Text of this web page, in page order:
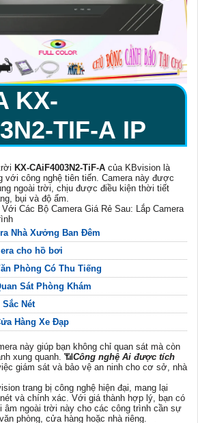
KX-
TIF-A IP
KX-CAiF4003N2-TiF-A của KBvision là
với công nghệ tiên tiến. Camera này được
ngoài trời, chịu được điều kiện thời tiết
bụi và độ ẩm.
Các Bộ Camera Giá Rẻ Sau: Lắp Camera
Nhà Xưởng Ban Đêm
cho hồ bơi
Phòng Có Thu Tiếng
Sát Phòng Khám
Nét
Hàng Xe Đạp
này giúp bạn không chỉ quan sát mà còn
xung quanh. 📶Công nghệ Ai được tích
giám sát và bảo vệ an ninh cho cơ sở, nhà
trang bị công nghệ hiện đại, mang lại
và chính xác. Với giá thành hợp lý, bạn có
âm ngoài trời này cho các công trình cần sự
phòng, cửa hàng hoặc nhà riêng.